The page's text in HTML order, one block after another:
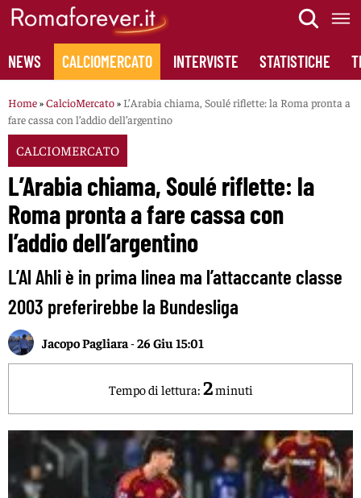
Skip
content
NEWS CALCIOMERCATO INTERVISTE STATISTICHE
Home»CalcioMercato» L’Arabia chiama, Soulé riflette: la Roma pronta a
fare cassa con l’addio dell’argentino
CALCIOMERCATO
L’Arabia chiama, Soulé riflette: la
Roma pronta a fare cassa con
l’addio dell’argentino
L’Al Ahli è in prima linea ma l’attaccante classe
2003 preferirebbe la Bundesliga
Jacopo Pagliara -26 Giu 15:01
Tempo di lettura: 2minuti